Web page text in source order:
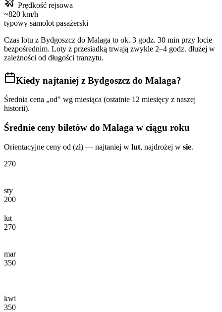
Prędkość rejsowa
~820 km/h
typowy samolot pasażerski
Czas lotu z Bydgoszcz do Malaga to ok. 3 godz. 30 min przy locie
bezpośrednim. Loty z przesiadką trwają zwykle 2–4 godz. dłużej w
zależności od długości tranzytu.
Kiedy najtaniej z Bydgoszcz do Malaga?
Średnia cena „od" wg miesiąca (ostatnie 12 miesięcy z naszej
historii).
Średnie ceny biletów do Malaga w ciągu roku
Orientacyjne ceny od (zł) — najtaniej w lut, najdrożej w sie.
270
sty
200
lut
270
mar
350
kwi
350